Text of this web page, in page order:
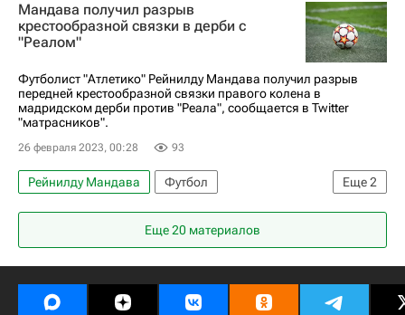
Атлетико (Мадрид)
Осасуна
Чемпионат Испании по футболу
Сауль Ньигес
Мандава получил разрыв
крестообразной связки в дерби с
"Реалом"
Футболист "Атлетико" Рейнилду Мандава получил разрыв
передней крестообразной связки правого колена в
мадридском дерби против "Реала", сообщается в Twitter
"матрасников".
26 февраля 2023, 00:28 93
Еще2
Рейнилду Мандава
Футбол
Атлетико (Мадрид)
Лилль
Еще 20 материалов